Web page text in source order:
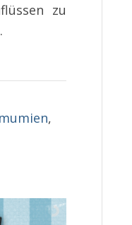
zu
mumien,